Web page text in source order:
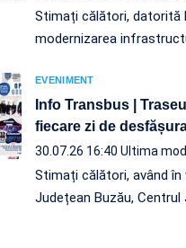
Stimați călători, datorită
modernizarea
EVENIMENT
Info Transbus |
fiecare zi de
30.07.26 16:40 Ultima
Stimați călători, având
Județean Buzău, Centrul